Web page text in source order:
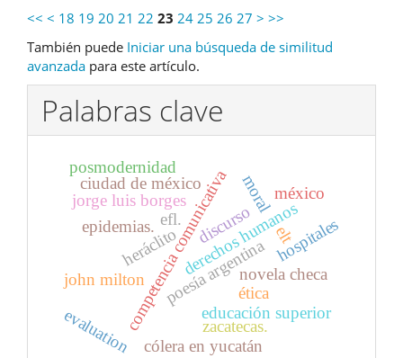
<< < 18 19 20 21 22 23 24 25 26 27 > >>
También puede Iniciar una búsqueda de similitud
avanzada para este artículo.
Palabras clave
discurso
competencia comunicativaeducación superior
jorge luis borges
heráclito
john milton poesía argentina
derechos humanos
ética
moralméxico
novela checa
evaluation
elt
efl.
zacatecas.
cólera en yucatán
ciudad de méxico
hospitales
epidemias.
posmodernidad